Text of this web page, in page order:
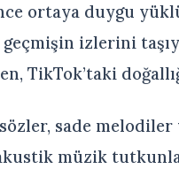
ortaya duygu
geçmişin izlerini
TikTok’taki
sade melodiler
müzik